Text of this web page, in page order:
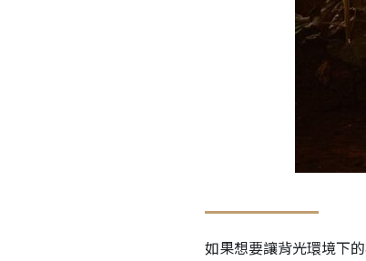
如果想要讓背光環境下